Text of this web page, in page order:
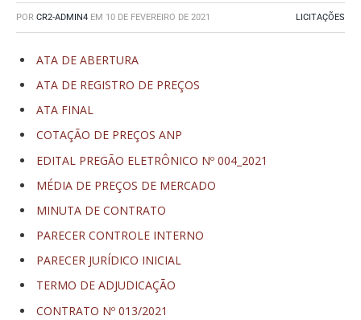
POR CR2-ADMIN4 EM 10 DE FEVEREIRO DE 2021 LICITAÇÕES
ATA DE ABERTURA
ATA DE REGISTRO DE PREÇOS
ATA FINAL
COTAÇÃO DE PREÇOS ANP
EDITAL PREGÃO ELETRÔNICO Nº 004_2021
MÉDIA DE PREÇOS DE MERCADO
MINUTA DE CONTRATO
PARECER CONTROLE INTERNO
PARECER JURÍDICO INICIAL
TERMO DE ADJUDICAÇÃO
CONTRATO Nº 013/2021